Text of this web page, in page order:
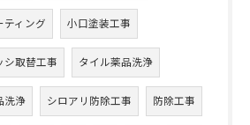
ティング 小口塗装工事
シ取替工事 タイル薬品洗浄
洗浄 シロアリ防除工事 防除工事